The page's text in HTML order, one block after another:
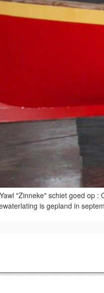
"Zinneke" schiet goed op
is gepland in